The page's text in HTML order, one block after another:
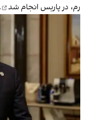
رم، در پاریس انجام شد